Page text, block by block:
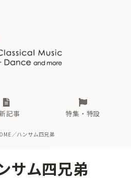
記事
古楽とその先と オーケストラの
特集・特設
現場のプロが推す！間違いないオー
無料ライブ配信スケジュール
あ か さ た
古楽とその先と
無料ライブ配信スケジュール
あ か さ
／ハンサム四兄弟
サム四兄弟